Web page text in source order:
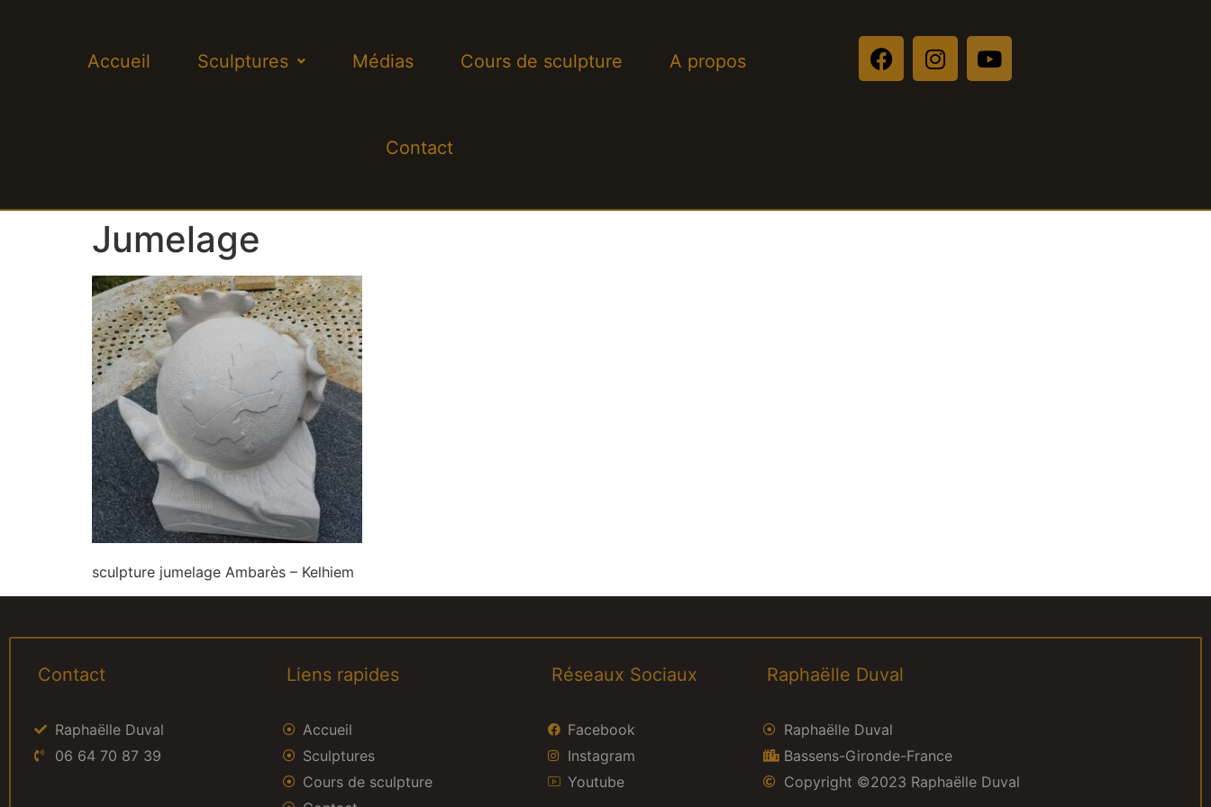
Accueil Sculptures Médias Cours de sculpture A propos
Contact
Jumelage
sculpture jumelage Ambarès – Kelhiem
Contact
Raphaëlle Duval
06 64 70 87 39
Liens rapides
Accueil
Sculptures
Cours de sculpture
Réseaux Sociaux
Facebook
Instagram
Youtube
Raphaëlle Duval
Raphaëlle Duval
Bassens-Gironde-France
Copyright ©2023 Raphaëlle Duval